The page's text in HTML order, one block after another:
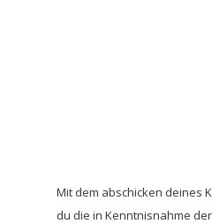
Mit dem abschicken deines
du die in Kenntnisnahme der